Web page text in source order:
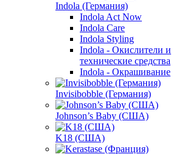
Indola (Германия)
Indola Act Now
Indola Care
Indola Styling
Indola - Окислители и
технические средства
Indola - Окрашивание
Invisibobble (Германия)
Johnson’s Baby (США)
K18 (США)